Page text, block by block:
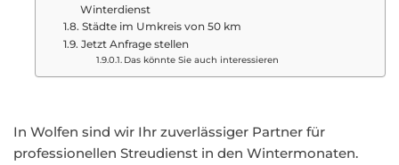
Winterdienst
Städte im Umkreis von 50 km
Jetzt Anfrage stellen
Das könnte Sie auch interessieren
In Wolfen sind wir Ihr zuverlässiger Partner für
professionellen Streudienst in den Wintermonaten.